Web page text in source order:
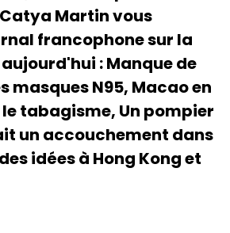
Martin vous
francophone sur la
: Manque de
masques N95, Macao en
tabagisme, Un pompier
un accouchement dans
idées à Hong Kong et